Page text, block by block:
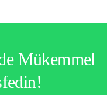
Mükemmel